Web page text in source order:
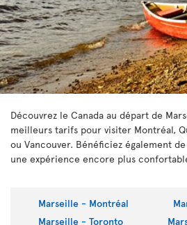
Découvrez le Canada au départ de
meilleurs tarifs pour visiter Montréal,
ou Vancouver. Bénéficiez également
une expérience encore plus
Marseille - Montréal
Marseille - Toronto